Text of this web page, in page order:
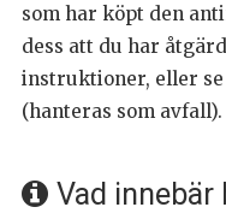
som har köpt den
dess att du har
instruktioner, eller
(hanteras som avfall).
Vad innebär